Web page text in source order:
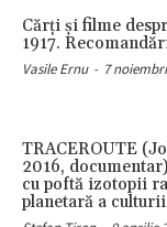
Cărţi şi filme
1917.
Vasile Ernu - 7
TRACEROUTE
2016,
cu poftă izotopii
planetară a